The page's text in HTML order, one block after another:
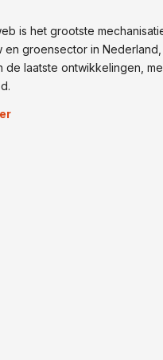
is het grootste
en groensector in
de laatste ontwikkelingen,